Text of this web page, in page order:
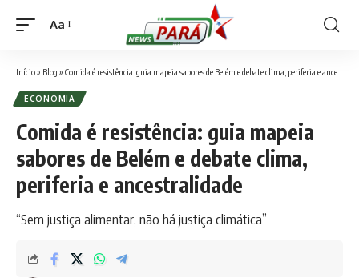
Font
Aa
Início» Blog » Comida é resistência: guia mapeia sabores de Belém e debate clima, periferia e ancestralidade
ECONOMIA
Comida é resistência: guia mapeia
sabores de Belém e debate clima,
periferia e ancestralidade
“Sem justiça alimentar, não há justiça climática”